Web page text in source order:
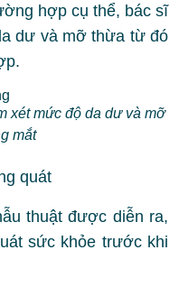
hợp cụ thể, bác sĩ
dư và mỡ thừa từ đó
xét mức độ da dư và mỡ
mắt
quát
thuật được diễn ra,
sức khỏe trước khi